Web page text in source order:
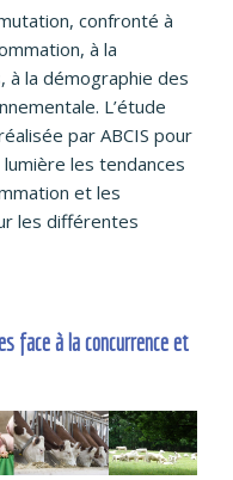
confronté à
à la
à la démographie des
L’étude
par ABCIS pour
lumière les tendances
et les
les différentes
face à la concurrence et